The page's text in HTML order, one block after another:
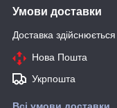
Умови доставки
Доставка
Нова Пошта
Укрпошта